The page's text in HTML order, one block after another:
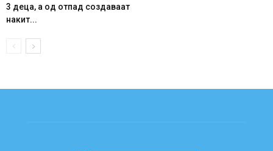
3 деца, а од отпад создаваат
накит...